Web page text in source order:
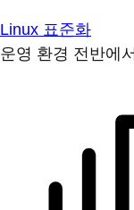
Linux 표준화
운영 환경 전반에